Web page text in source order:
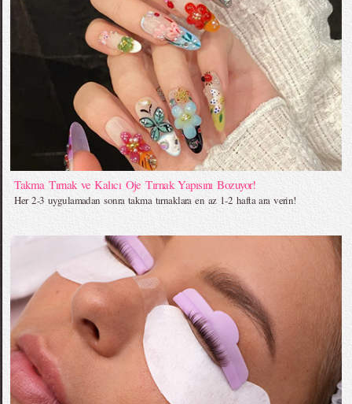
Takma Tırnak ve Kalıcı Oje Tırnak Yapısını Bozuyor!
Her 2-3 uygulamadan sonra takma tırnaklara en az 1-2 hafta ara verin!